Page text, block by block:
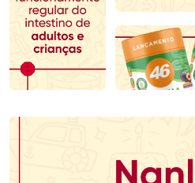
Comprar sem Desconto
Por R$ 80,59/cada
Comprar sem Desconto
Por R$ 80,59/cada